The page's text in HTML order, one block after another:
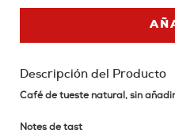
Descripción del Producto
Café de tueste natural, sin
Notes de tast